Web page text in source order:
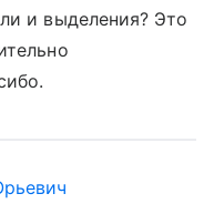
и выделения? Это